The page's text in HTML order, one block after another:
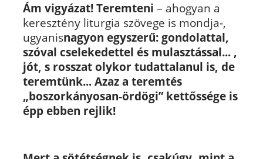
Ám vigyázat! Teremteni – ahogyan a
keresztény liturgia szövege is mondja-,
ugyanisnagyon egyszerű: gondolattal,
szóval cselekedettel és mulasztással... ,
jót, s rosszat olykor tudattalanul is, de
teremtünk... Azaz a teremtés
„boszorkányosan-ördögi” kettőssége is
épp ebben rejlik!